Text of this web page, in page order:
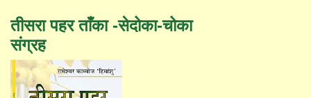
तीसरा पहर ताँका -सेदोका-चोका
संग्रह